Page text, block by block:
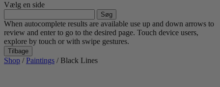
Vælg en side
efter:
When autocomplete results are available use up and down arrows to
review and enter to go to the desired page. Touch device users,
explore by touch or with swipe gestures.
Tilbage
Shop /Paintings / Black Lines